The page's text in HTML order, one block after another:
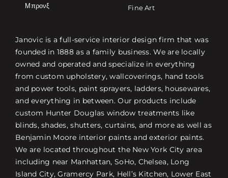
Μπρονξ
Fine Art
Janovic is a full-service interior design firm that was
founded in 1888 as a family business. We are locally
owned and operated and specialize in everything
from custom upholstery, wallcoverings, hand tools
and power tools, paint sprayers, ladders, housewares,
and everything in between. Our products include
custom Hunter Douglas window treatments like
blinds, shades, shutters, curtains, and more as well as
Benjamin Moore interior paints and exterior paints.
We are located throughout the New York City area
including near Manhattan, SoHo, Chelsea, Long
Island City, Gramercy Park, Hell’s Kitchen, Lower East